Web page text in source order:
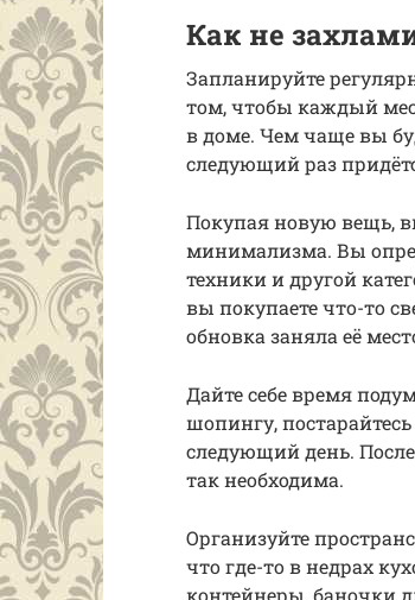
Как не
Запланируйте
том, чтобы каждый
в доме. Чем чаще вы
следующий раз
Покупая новую вещь,
минимализма. Вы
техники и другой
вы покупаете что-то
обновка заняла её
Дайте себе время
шопингу,
следующий день.
так необходима.
Организуйте
что где-то в недрах
контейнеры, баночки